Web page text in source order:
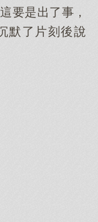
要是出了事，
默了片刻後說